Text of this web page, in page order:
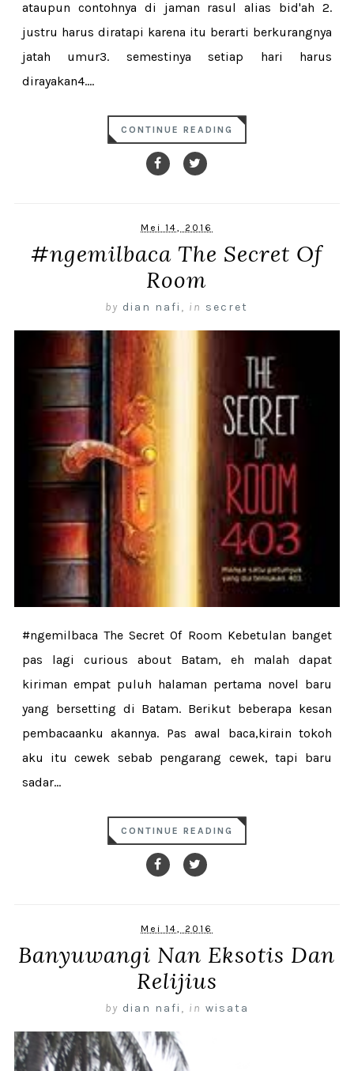
ataupun contohnya di jaman rasul alias bid'ah 2.
justru harus diratapi karena itu berarti berkurangnya
jatah umur3. semestinya setiap hari harus
dirayakan4....
CONTINUE READING
Mei 14, 2016
#ngemilbaca The Secret Of
Room
by dian nafi , in secret
#ngemilbaca The Secret Of Room Kebetulan banget
pas lagi curious about Batam, eh malah dapat
kiriman empat puluh halaman pertama novel baru
yang bersetting di Batam. Berikut beberapa kesan
pembacaanku akannya. Pas awal baca,kirain tokoh
aku itu cewek sebab pengarang cewek, tapi baru
sadar...
CONTINUE READING
Mei 14, 2016
Banyuwangi Nan Eksotis Dan
Relijius
by dian nafi , in wisata